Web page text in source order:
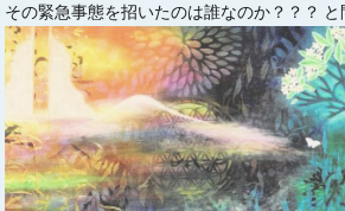
その緊急事態を招いたのは誰なのか？？？ と